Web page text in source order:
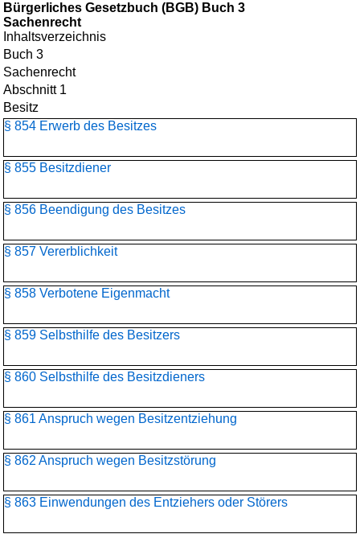
Bürgerliches Gesetzbuch (BGB) Buch 3
Sachenrecht
Inhaltsverzeichnis
Buch 3
Sachenrecht
Abschnitt 1
Besitz
§ 854 Erwerb des Besitzes
§ 855 Besitzdiener
§ 856 Beendigung des Besitzes
§ 857 Vererblichkeit
§ 858 Verbotene Eigenmacht
§ 859 Selbsthilfe des Besitzers
§ 860 Selbsthilfe des Besitzdieners
§ 861 Anspruch wegen Besitzentziehung
§ 862 Anspruch wegen Besitzstörung
§ 863 Einwendungen des Entziehers oder Störers